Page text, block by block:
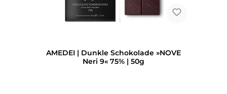
AMEDEI | Dunkle Schokolade »NOVE
Neri 9« 75% | 50g